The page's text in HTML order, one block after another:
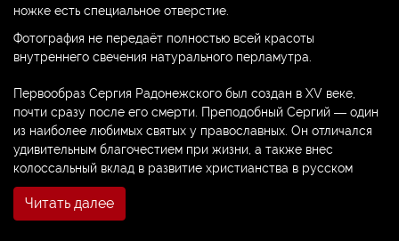
ножке есть специальное отверстие.
Фотография не передаёт полностью всей красоты
внутреннего свечения натурального перламутра.
Первообраз Сергия Радонежского был создан в XV веке,
почти сразу после его смерти. Преподобный Сергий — один
из наиболее любимых святых у православных. Он отличался
удивительным благочестием при жизни, а также внес
колоссальный вклад в развитие христианства в русском
государстве.
Сергий, а в отрочестве Варфоломей, принял монашеский
Читать далее